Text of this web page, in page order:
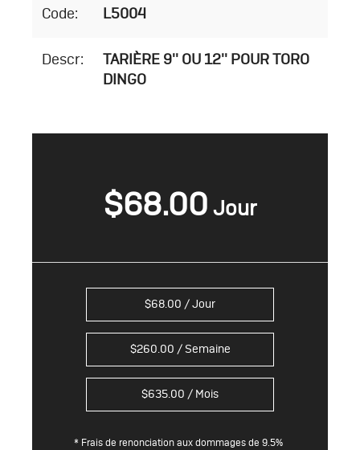
Code: L5004
Descr:
TARIÈRE 9'' OU 12'' POUR TORO
DINGO
$68.00
$68.00 / Jour
$260.00 / Semaine
$635.00 / Mois
* Frais de renonciation aux dommages de 9.5%